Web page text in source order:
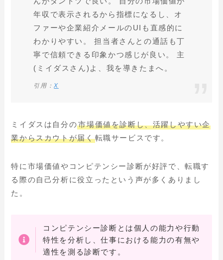
年収で表示されるから指標になるし、オ
ファーや企業紹介メールのUIも直感的に
わかりやすい。 担当者さんとの通話も丁
寧で信頼できる印象かつ感じが良い。 主
(ミイダスさん)よ、我を導きたまへ。
引用：X
ミイダスは自分の市場価値を診断し、活躍しやすい企
業からスカウトが届く転職サービスです。
特に市場価値やコンピテンシー診断が好評で、転職す
る際の自己分析に役立ったという声が多くありまし
た。
コンピテンシー診断とは個人の能力や行動
特性を分析し、仕事における能力の有無や
適性を測る診断です。